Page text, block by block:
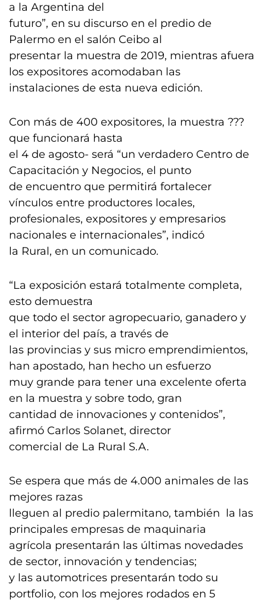
a la Argentina del
futuro”, en su discurso en el predio de
Palermo en el salón Ceibo al
presentar la muestra de 2019, mientras afuera
los expositores acomodaban las
instalaciones de esta nueva edición.
Con más de 400 expositores, la muestra ???
que funcionará hasta
el 4 de agosto- será “un verdadero Centro de
Capacitación y Negocios, el punto
de encuentro que permitirá fortalecer
vínculos entre productores locales,
profesionales, expositores y empresarios
nacionales e internacionales”, indicó
la Rural, en un comunicado.
“La exposición estará totalmente completa,
esto demuestra
que todo el sector agropecuario, ganadero y
el interior del país, a través de
las provincias y sus micro emprendimientos,
han apostado, han hecho un esfuerzo
muy grande para tener una excelente oferta
en la muestra y sobre todo, gran
cantidad de innovaciones y contenidos”,
afirmó Carlos Solanet, director
comercial de La Rural S.A.
Se espera que más de 4.000 animales de las
mejores razas
lleguen al predio palermitano, también la las
principales empresas de maquinaria
agrícola presentarán las últimas novedades
de sector, innovación y tendencias;
y las automotrices presentarán todo su
portfolio, con los mejores rodados en 5